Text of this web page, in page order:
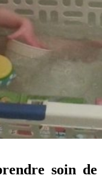
soin de